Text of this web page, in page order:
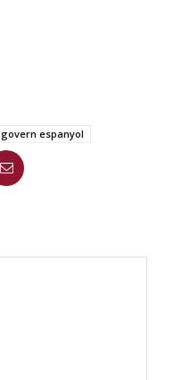
govern espanyol